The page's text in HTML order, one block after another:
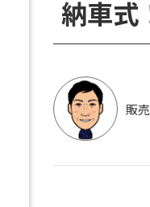
納車式
販